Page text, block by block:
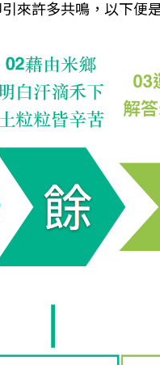
來許多共鳴，以下便